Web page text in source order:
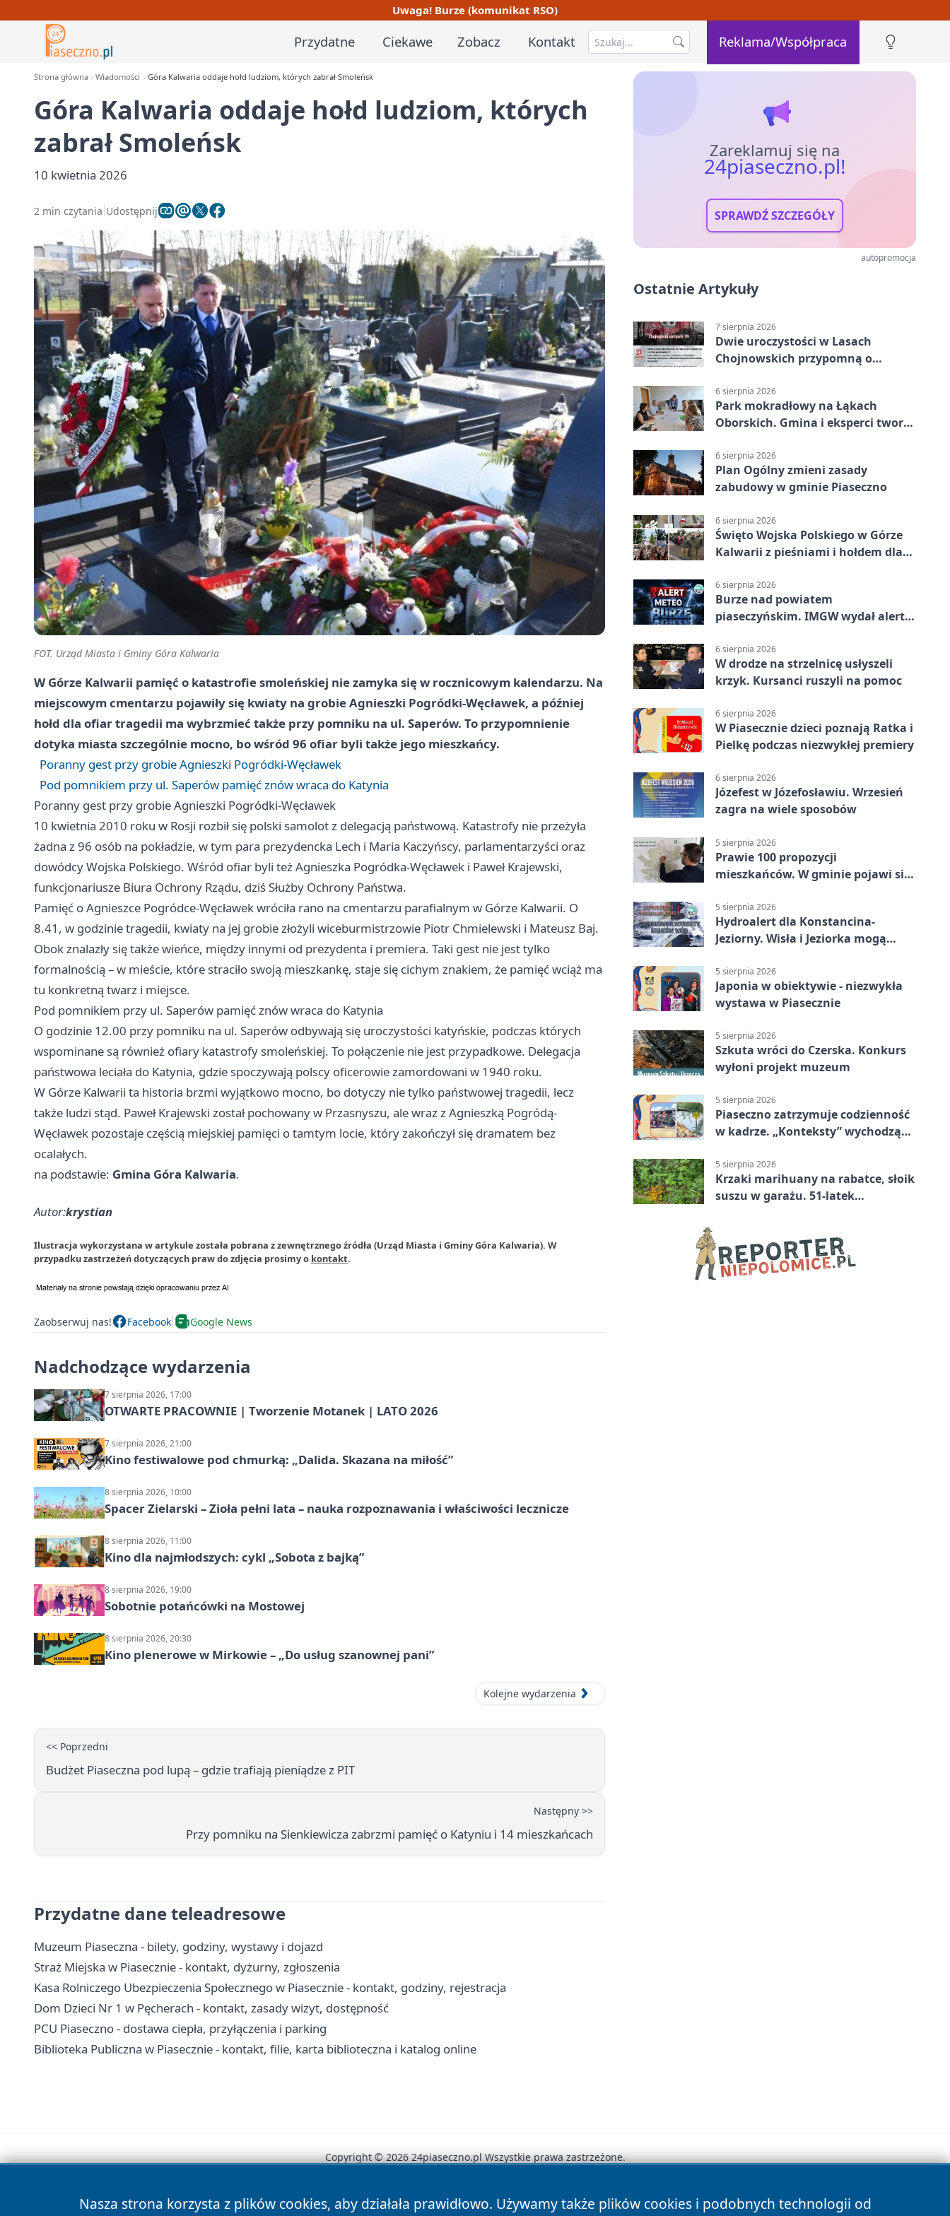
Uwaga! Burze (komunikat RSO)
Przydatne Ciekawe Zobacz Kontakt Reklama/Współpraca
Strona główna Wiadomości Góra Kalwaria oddaje hołd ludziom, których zabrał Smoleńsk
Góra Kalwaria oddaje hołd ludziom, których
zabrał Smoleńsk
10 kwietnia 2026
2 min czytania Udostępnij
FOT. Urząd Miasta i Gminy Góra Kalwaria
W Górze Kalwarii pamięć o katastrofie smoleńskiej nie zamyka się w rocznicowym kalendarzu. Na
miejscowym cmentarzu pojawiły się kwiaty na grobie Agnieszki Pogródki-Węcławek, a później
hołd dla ofiar tragedii ma wybrzmieć także przy pomniku na ul. Saperów. To przypomnienie
dotyka miasta szczególnie mocno, bo wśród 96 ofiar byli także jego mieszkańcy.
Poranny gest przy grobie Agnieszki Pogródki-Węcławek
Pod pomnikiem przy ul. Saperów pamięć znów wraca do Katynia
Poranny gest przy grobie Agnieszki Pogródki-Węcławek
10 kwietnia 2010 roku w Rosji rozbił się polski samolot z delegacją państwową. Katastrofy nie przeżyła
żadna z 96 osób na pokładzie, w tym para prezydencka Lech i Maria Kaczyńscy, parlamentarzyści oraz
dowódcy Wojska Polskiego. Wśród ofiar byli też Agnieszka Pogródka-Węcławek i Paweł Krajewski,
funkcjonariusze Biura Ochrony Rządu, dziś Służby Ochrony Państwa.
Pamięć o Agnieszce Pogródce-Węcławek wróciła rano na cmentarzu parafialnym w Górze Kalwarii. O
8.41, w godzinie tragedii, kwiaty na jej grobie złożyli wiceburmistrzowie Piotr Chmielewski i Mateusz Baj.
Obok znalazły się także wieńce, między innymi od prezydenta i premiera. Taki gest nie jest tylko
formalnością – w mieście, które straciło swoją mieszkankę, staje się cichym znakiem, że pamięć wciąż ma
tu konkretną twarz i miejsce.
Pod pomnikiem przy ul. Saperów pamięć znów wraca do Katynia
O godzinie 12.00 przy pomniku na ul. Saperów odbywają się uroczystości katyńskie, podczas których
wspominane są również ofiary katastrofy smoleńskiej. To połączenie nie jest przypadkowe. Delegacja
państwowa leciała do Katynia, gdzie spoczywają polscy oficerowie zamordowani w 1940 roku.
W Górze Kalwarii ta historia brzmi wyjątkowo mocno, bo dotyczy nie tylko państwowej tragedii, lecz
także ludzi stąd. Paweł Krajewski został pochowany w Przasnyszu, ale wraz z Agnieszką Pogródą-
Węcławek pozostaje częścią miejskiej pamięci o tamtym locie, który zakończył się dramatem bez
ocalałych.
na podstawie: Gmina Góra Kalwaria.
Autor:krystian
Ilustracja wykorzystana w artykule została pobrana z zewnętrznego źródła (Urząd Miasta i Gminy Góra Kalwaria). W
przypadku zastrzeżeń dotyczących praw do zdjęcia prosimy o kontakt.
Zaobserwuj nas! Facebook Google News
Nadchodzące wydarzenia
7 sierpnia 2026, 17:00
OTWARTE PRACOWNIE | Tworzenie Motanek | LATO 2026
7 sierpnia 2026, 21:00
Kino festiwalowe pod chmurką: „Dalida. Skazana na miłość”
8 sierpnia 2026, 10:00
Spacer Zielarski – Zioła pełni lata – nauka rozpoznawania i właściwości lecznicze
8 sierpnia 2026, 11:00
Kino dla najmłodszych: cykl „Sobota z bajką”
8 sierpnia 2026, 19:00
Sobotnie potańcówki na Mostowej
8 sierpnia 2026, 20:30
Kino plenerowe w Mirkowie – „Do usług szanownej pani”
Kolejne wydarzenia
<< Poprzedni
Budżet Piaseczna pod lupą – gdzie trafiają pieniądze z PIT
Następny >>
Przy pomniku na Sienkiewicza zabrzmi pamięć o Katyniu i 14 mieszkańcach
Przydatne dane teleadresowe
Muzeum Piaseczna - bilety, godziny, wystawy i dojazd
Straż Miejska w Piasecznie - kontakt, dyżurny, zgłoszenia
Kasa Rolniczego Ubezpieczenia Społecznego w Piasecznie - kontakt, godziny, rejestracja
Dom Dzieci Nr 1 w Pęcherach - kontakt, zasady wizyt, dostępność
PCU Piaseczno - dostawa ciepła, przyłączenia i parking
Biblioteka Publiczna w Piasecznie - kontakt, filie, karta biblioteczna i katalog online
Zareklamuj się na
24piaseczno.pl!
SPRAWDŹ SZCZEGÓŁY
autopromocja
Ostatnie Artykuły
7 sierpnia 2026
Dwie uroczystości w Lasach
Chojnowskich przypomną o
6 sierpnia 2026
Park mokradłowy na Łąkach
Oborskich. Gmina i eksperci tworzą
6 sierpnia 2026
Plan Ogólny zmieni zasady
zabudowy w gminie Piaseczno
6 sierpnia 2026
Święto Wojska Polskiego w Górze
Kalwarii z pieśniami i hołdem dla
6 sierpnia 2026
Burze nad powiatem
piaseczyńskim. IMGW wydał alert
6 sierpnia 2026
W drodze na strzelnicę usłyszeli
krzyk. Kursanci ruszyli na pomoc
6 sierpnia 2026
W Piasecznie dzieci poznają Ratka i
Pielkę podczas niezwykłej premiery
6 sierpnia 2026
Józefest w Józefosławiu. Wrzesień
zagra na wiele sposobów
5 sierpnia 2026
Prawie 100 propozycji
mieszkańców. W gminie pojawi się
5 sierpnia 2026
Hydroalert dla Konstancina-
Jeziorny. Wisła i Jeziorka mogą
5 sierpnia 2026
Japonia w obiektywie - niezwykła
wystawa w Piasecznie
5 sierpnia 2026
Szkuta wróci do Czerska. Konkurs
wyłoni projekt muzeum
5 sierpnia 2026
Piaseczno zatrzymuje codzienność
w kadrze. „Konteksty” wychodzą
5 sierpnia 2026
Krzaki marihuany na rabatce, słoik
suszu w garażu. 51-latek
Nasza strona korzysta z plików cookies, aby działała prawidłowo. Używamy także plików cookies i podobnych technologii od
Copyright © 2026 24piaseczno.pl Wszystkie prawa zastrzeżone.
News Autorzy Polityka Prywatności Polityka Cookies